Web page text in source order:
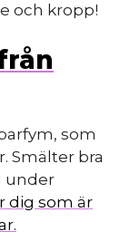
och kropp!
som
Smälter bra
under
dig som är